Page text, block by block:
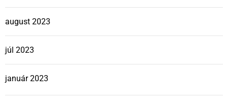
august 2023
júl 2023
január 2023